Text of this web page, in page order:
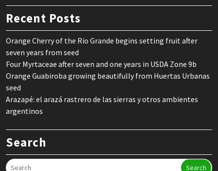
Recent Posts
Orange Cherry of the Rio Grande begins setting fruit after
seven years from seed
Four Myrtaceae after seven and one years in USDA Zone 9b
Orange Guabiroba growing beautifully from Huertas Urbanas
seed
Arazapé: el arazá rastrero de las sierras y otros ambientes
argentinos
Search
Search